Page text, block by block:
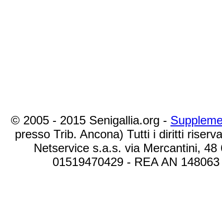
© 2005 - 2015 Senigallia.org -
presso Trib. Ancona) Tutti i diritti
Netservice s.a.s. via Mercantini,
01519470429 - REA AN